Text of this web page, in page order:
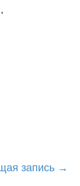
запись →